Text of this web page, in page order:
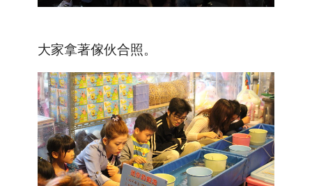
大家拿著傢伙合照。